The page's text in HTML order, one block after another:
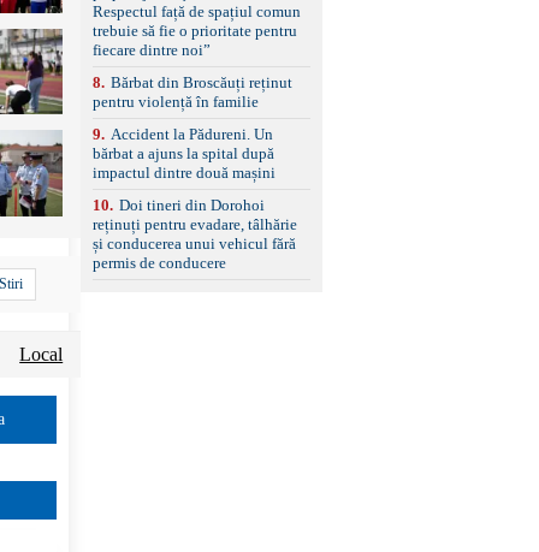
Stiri
Local
set de covorașe din
cauciuc/pvc. -Se vinde
împreună cu un set de
anvelope de iarnă.
Respectul față de spațiul comun
trebuie să fie o prioritate pentru
fiecare dintre noi”
8. Bărbat din Broscăuți reținut
pentru violență în familie
9. Accident la Pădureni. Un
bărbat a ajuns la spital după
impactul dintre două mașini
10. Doi tineri din Dorohoi
reținuți pentru evadare, tâlhărie
și conducerea unui vehicul fără
permis de conducere